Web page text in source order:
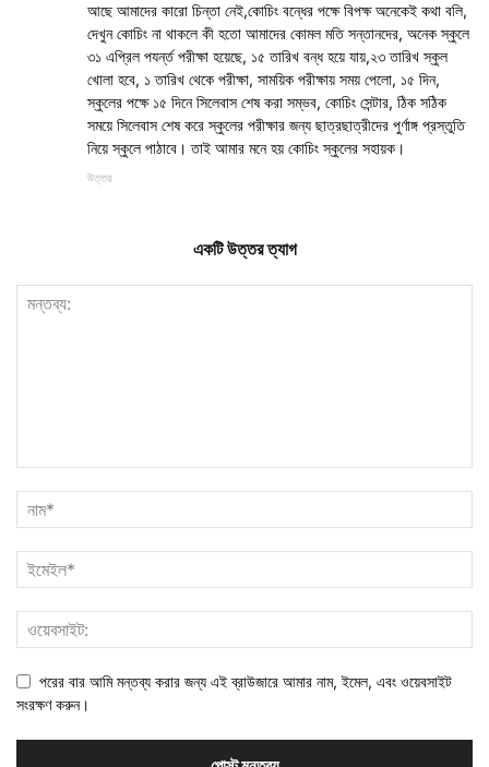
আছে আমাদের কারো চিন্তা নেই,কোচিং বন্ধের পক্ষে বিপক্ষ অনেকেই কথা বলি,
দেখুন কোচিং না থাকলে কী হতো আমাদের কোমল মতি সন্তানদের, অনেক স্কুলে
৩১ এপ্রিল পযর্ন্ত পরীক্ষা হয়েছে, ১৫ তারিখ বন্ধ হয়ে যায়,২৩ তারিখ স্কুল
খোলা হবে, ১ তারিখ থেকে পরীক্ষা, সাময়িক পরীক্ষায় সময় পেলো, ১৫ দিন,
স্কুলের পক্ষে ১৫ দিনে সিলেবাস শেষ করা সম্ভব, কোচিং সেন্টার, ঠিক সঠিক
সময়ে সিলেবাস শেষ করে স্কুলের পরীক্ষার জন্য ছাত্রছাত্রীদের পুর্ণাঙ্গ প্রস্তুতি
নিয়ে স্কুলে পাঠাবে। তাই আমার মনে হয় কোচিং স্কুলের সহায়ক।
উত্তর
একটি উত্তর ত্যাগ
পরের বার আমি মন্তব্য করার জন্য এই ব্রাউজারে আমার নাম, ইমেল, এবং ওয়েবসাইট
সংরক্ষণ করুন।